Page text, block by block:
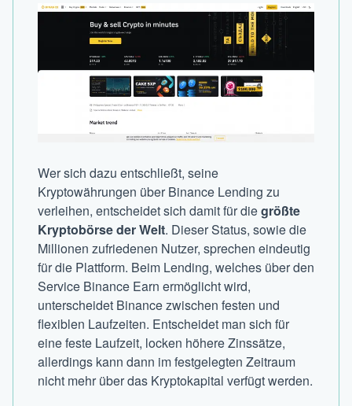
Wer sich dazu entschließt, seine
Kryptowährungen über Binance Lending zu
verleihen, entscheidet sich damit für diegrößte
Kryptobörse der Welt. Dieser Status, sowie die
Millionen zufriedenen Nutzer, sprechen eindeutig
für die Plattform. Beim Lending, welches über den
Service Binance Earn ermöglicht wird,
unterscheidet Binance zwischen festen und
flexiblen Laufzeiten. Entscheidet man sich für
eine feste Laufzeit, locken höhere Zinssätze,
allerdings kann dann im festgelegten Zeitraum
nicht mehr über das Kryptokapital verfügt werden.